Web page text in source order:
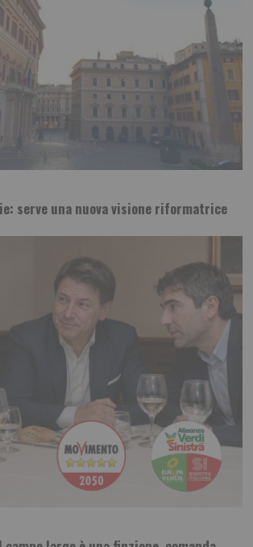
serve una nuova visione riformatrice